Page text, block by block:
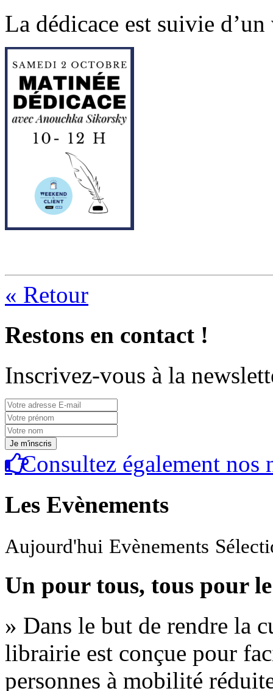
La dédicace est suivie
« Retour
Restons en contact !
Inscrivez-vous à la
Consultez également nos
Les Evènements
Aujourd'hui Evènements
Un pour tous, tous pour
» Dans le but de rendre la
librairie est conçue pour
personnes à mobilité